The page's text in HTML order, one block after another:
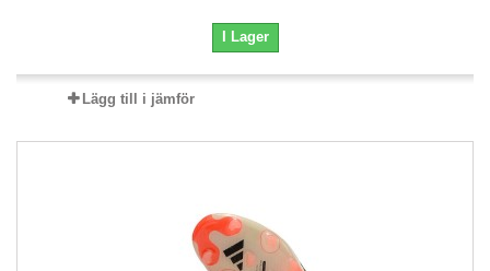
I Lager
Lägg till i jämför